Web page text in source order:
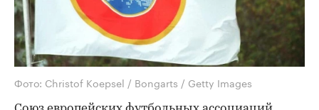
Фото: Christof Koepsel / Bongarts / Getty Images